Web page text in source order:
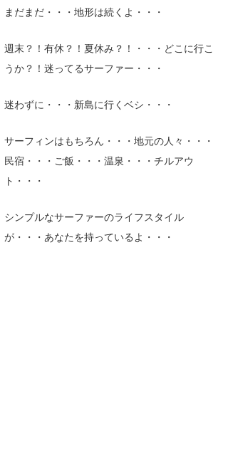
まだまだ・・・地形は続くよ・・・
週末？！有休？！夏休み？！・・・どこに行こ
うか？！迷ってるサーファー・・・
迷わずに・・・新島に行くベシ・・・
サーフィンはもちろん・・・地元の人々・・・
民宿・・・ご飯・・・温泉・・・チルアウ
ト・・・
シンプルなサーファーのライフスタイル
が・・・あなたを持っているよ・・・